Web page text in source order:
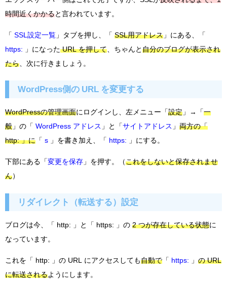
時間近くかかると言われています。
「 SSL設定一覧 」タブを押し、「 SSL用アドレス 」にある、「
https: 」になったURL を押して 、ちゃんと 自分のブログが表示され
たら 、次に行きましょう。
WordPress側の URL を変更する
WordPressの管理画面にログインし、左メニュー「 設定 」→「 一
般 」の「 WordPress アドレス 」と「 サイトアドレス 」 両方の「
http: 」に 「 s 」を書き加え、「 https: 」にする。
下部にある「 変更を保存 」を押す。（これをしないと保存されませ
ん）
リダイレクト（転送する）設定
ブログは今、「 http: 」と「 https: 」の 2 つが存在している状態に
なっています。
これを「 http: 」の URL にアクセスしても自動で 「 https: 」 の URL
に転送されるようにします。